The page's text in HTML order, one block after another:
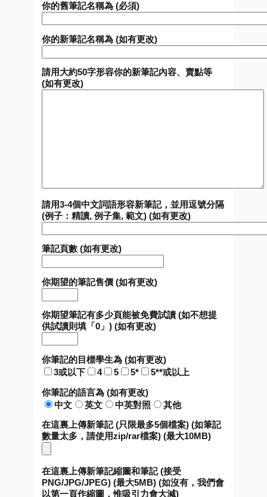
你的舊筆記名稱為 (必須)
你的新筆記名稱為 (如有更改)
請用大約50字形容你的新筆記內容、賣點等
(如有更改)
請用3-4個中文詞語形容新筆記，並用逗號分隔
(例子：精讀, 例子集, 範文) (如有更改)
筆記頁數 (如有更改)
你期望的筆記售價 (如有更改)
你期望筆記有多少頁能被免費試讀 (如不想提
供試讀則填「0」) (如有更改)
你筆記的目標學生為 (如有更改)
3或以下
4 5 5* 5**或以上
你筆記的語言為 (如有更改)
中文
英文 中英對照 其他
在這裏上傳新筆記 (只限最多5個檔案) (如筆記
數量太多，請使用zip/rar檔案) (最大10MB)
在這裏上傳新筆記縮圖和筆記 (接受
PNG/JPG/JPEG) (最大5MB) (如沒有，我們會
以第一頁作縮圖，惟吸引力會大減)